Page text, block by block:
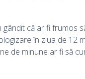
că ar fi frumos
în ziua de 12
de minune ar fi să